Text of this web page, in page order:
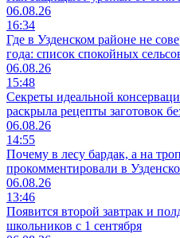
06.08.26
16:34
Где в Узденском районе не
года: список спокойных
06.08.26
15:48
Секреты идеальной
раскрыла рецепты заготовок
06.08.26
14:55
Почему в лесу бардак, а на
прокомментировали в
06.08.26
13:46
Появится второй завтрак и
школьников с 1 сентября